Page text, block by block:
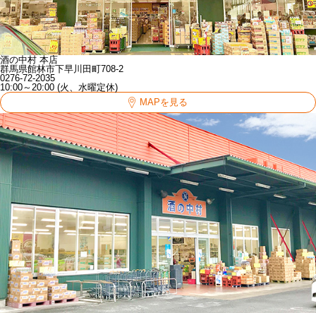
酒の中村 本店
群馬県館林市下早川田町708-2
0276-72-2035
10:00～20:00 (火、水曜定休)
MAPを見る